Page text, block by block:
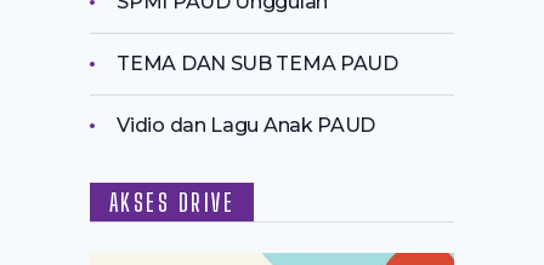
TEMA DAN SUB TEMA PAUD
Vidio dan Lagu Anak PAUD
AKSES DRIVE